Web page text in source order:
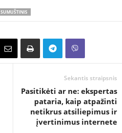
SUMUŠTINIS
Sekantis straipsnis
Pasitikėti ar ne: ekspertas
pataria, kaip atpažinti
netikrus atsiliepimus ir
įvertinimus internete